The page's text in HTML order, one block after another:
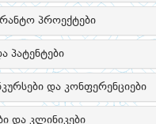
პროექტები
პატენტები
და კონფერენციები
და კლინიკები